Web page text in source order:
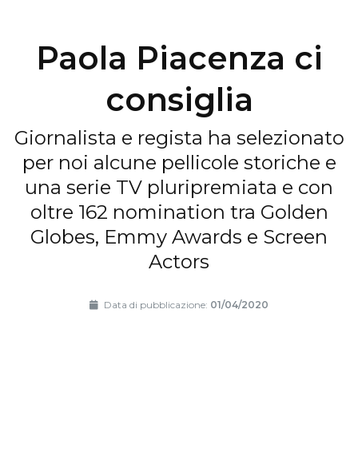
Paola Piacenza ci
consiglia
Giornalista e regista ha selezionato
per noi alcune pellicole storiche e
una serie TV pluripremiata e con
oltre 162 nomination tra Golden
Globes, Emmy Awards e Screen
Actors
Data di pubblicazione: 01/04/2020